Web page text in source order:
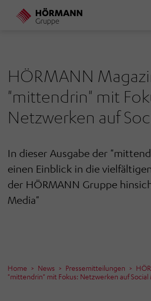
Direkt
HÖRMANN
"mittendrin" mit
Netzwerken auf
In dieser Ausgabe der
einen Einblick in die
der HÖRMANN Gruppe
Media"
Home News Pressemitteilungen
"mittendrin" mit Fokus: Netzwerken auf Social